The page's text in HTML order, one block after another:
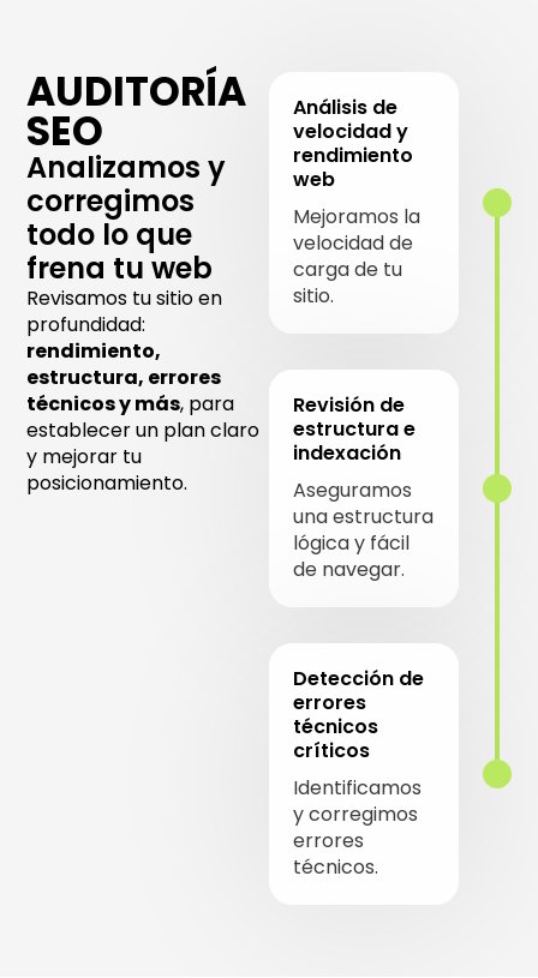
AUDITORÍA
SEO
Analizamos y
corregimos
todo lo que
frena tu web
Revisamos tu sitio en
profundidad:
rendimiento,
estructura, errores
técnicos y más, para
establecer un plan claro
y mejorar tu
posicionamiento.
Análisis de
velocidad y
rendimiento
web
Mejoramos la
velocidad de
carga de tu
sitio.
Revisión de
estructura e
indexación
Aseguramos
una estructura
lógica y fácil
de navegar.
Detección de
errores
técnicos
críticos
Identificamos
y corregimos
errores
técnicos.